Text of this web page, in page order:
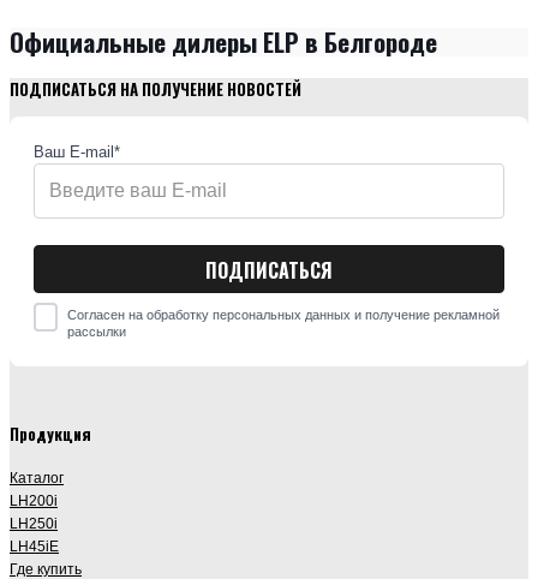
Официальные дилеры ELP в Белгороде
ПОДПИСАТЬСЯ НА ПОЛУЧЕНИЕ НОВОСТЕЙ
Ваш E-mail*
Согласен на обработку персональных данных и получение рекламной
рассылки
Продукция
Каталог
LH200i
LH250i
LH45iE
Где купить